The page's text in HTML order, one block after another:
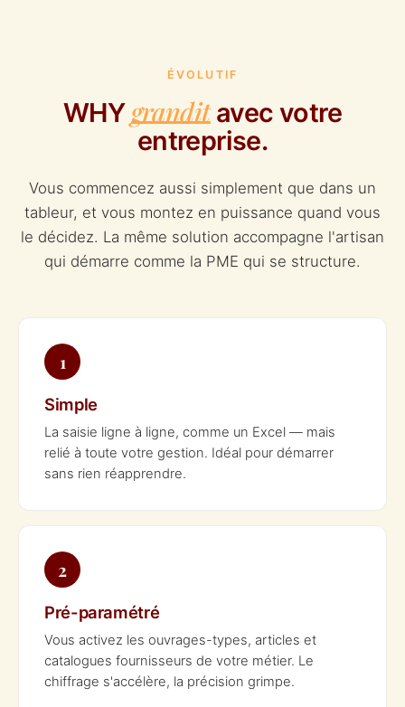
ÉVOLUTIF
WHY granditavec votre
entreprise.
Vous commencez aussi simplement que dans un
tableur, et vous montez en puissance quand vous
le décidez. La même solution accompagne l'artisan
qui démarre comme la PME qui se structure.
1
Simple
La saisie ligne à ligne, comme un Excel — mais
relié à toute votre gestion. Idéal pour démarrer
sans rien réapprendre.
2
Pré-paramétré
Vous activez les ouvrages-types, articles et
catalogues fournisseurs de votre métier. Le
chiffrage s'accélère, la précision grimpe.